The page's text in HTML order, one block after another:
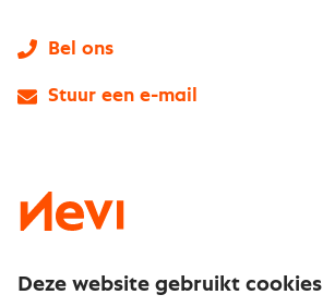
Bel ons
Stuur een e-mail
Deze website gebruikt cookies